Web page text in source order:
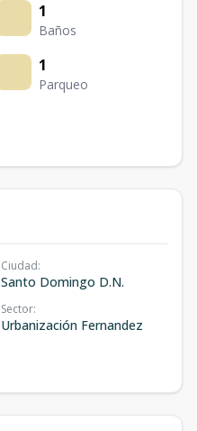
1
Baños
1
Parqueo
Ciudad:
Santo Domingo D.N.
Sector:
Urbanización Fernandez